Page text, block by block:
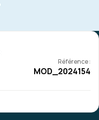
Référence :
MOD_2024154